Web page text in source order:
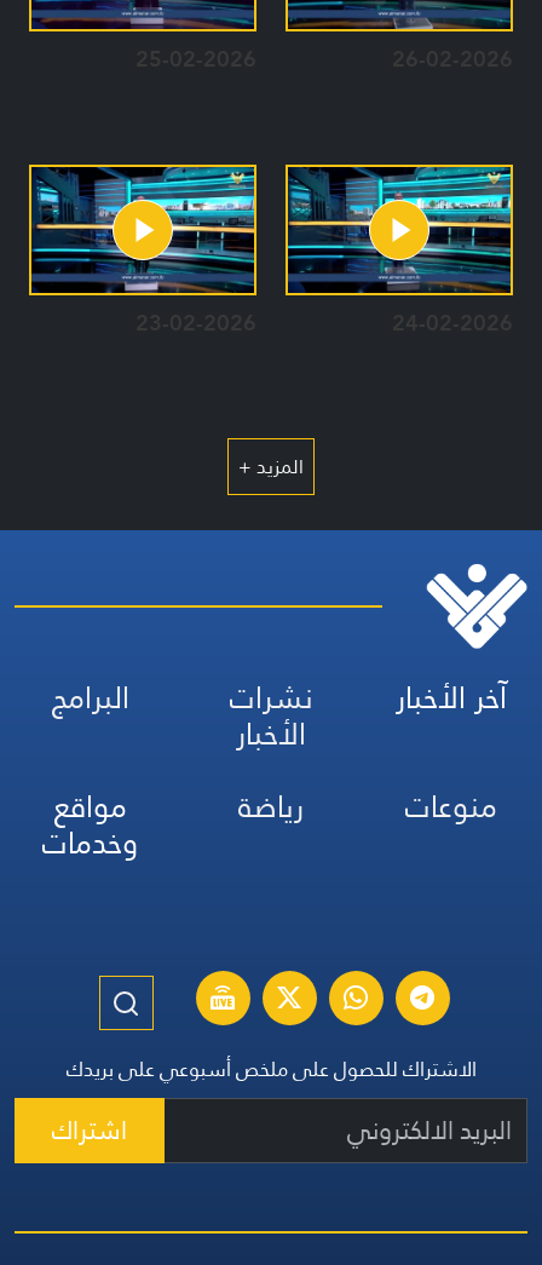
26-02-2026
25-02-2026
24-02-2026
23-02-2026
المزيد +
آخر الأخبار نشرات
الأخبار
البرامج
منوعات
رياضة مواقع
وخدمات
الاشتراك للحصول على ملخص أسبوعي على بريدك
اشتراك